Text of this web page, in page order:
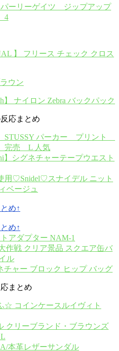
パーリーゲイツ ジップアップ
4
】 フリース チェック クロス
ウン
】 ナイロン Zebra バックパック
応まとめ
STUSSY パーカー プリント
完売 L 人気
】シグネチャーテープウエスト
用♡Snidel♡スナイデル ニット
ベージュ
め↑
め↑
アダプター NAM-1
作戦 クリア景品 スクエア缶バ
ル
ャー ブロック ヒップ バッグ
まとめ
コインケースルイヴィト
クリーブランド・ブラウンズ
本革レザーサンダル